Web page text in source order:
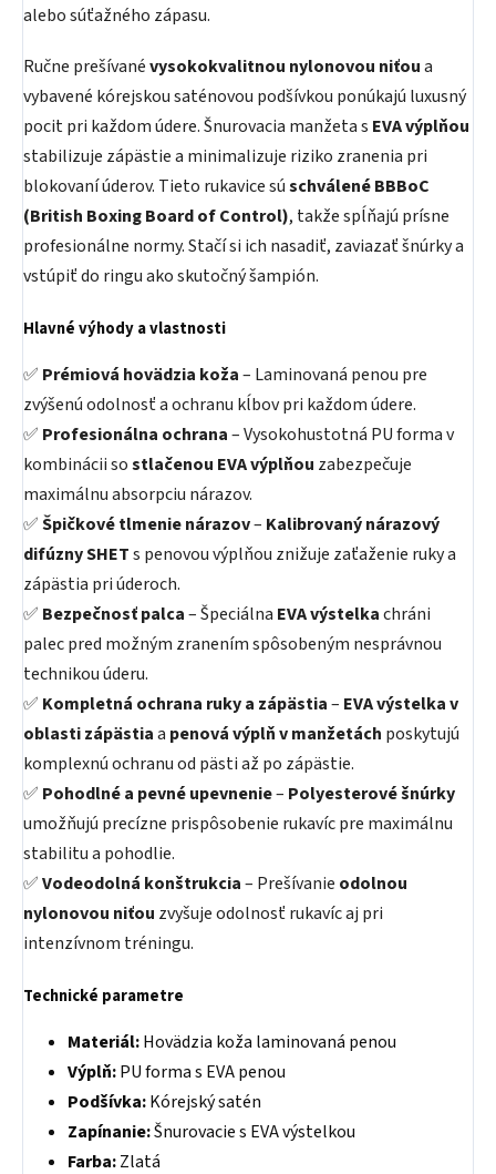
alebo súťažného zápasu.
Ručne prešívanévysokokvalitnou nylonovou niťoua
vybavené kórejskou saténovou podšívkou ponúkajú luxusný
pocit pri každom údere. Šnurovacia manžeta s EVA výplňou
stabilizuje zápästie a minimalizuje riziko zranenia pri
blokovaní úderov. Tieto rukavice súschválené BBBoC
(British Boxing Board of Control), takže spĺňajú prísne
profesionálne normy. Stačí si ich nasadiť, zaviazať šnúrky a
vstúpiť do ringu ako skutočný šampión.
Hlavné výhody a vlastnosti
✅ Prémiová hovädzia koža– Laminovaná penou pre
zvýšenú odolnosť a ochranu kĺbov pri každom údere.
✅ Profesionálna ochrana– Vysokohustotná PU forma v
kombinácii sostlačenou EVA výplňou zabezpečuje
maximálnu absorpciu nárazov.
✅Špičkové tlmenie nárazov– Kalibrovaný nárazový
difúzny SHETs penovou výplňou znižuje zaťaženie ruky a
zápästia pri úderoch.
✅ Bezpečnosť palca– Špeciálna EVA výstelkachráni
palec pred možným zranením spôsobeným nesprávnou
technikou úderu.
✅ Kompletná ochrana ruky a zápästia– EVA výstelka v
oblasti zápästiaa penová výplň v manžetách poskytujú
komplexnú ochranu od pästi až po zápästie.
✅ Pohodlné a pevné upevnenie– Polyesterové šnúrky
umožňujú precízne prispôsobenie rukavíc pre maximálnu
stabilitu a pohodlie.
✅Vodeodolná konštrukcia– Prešívanie odolnou
nylonovou niťou zvyšuje odolnosť rukavíc aj pri
intenzívnom tréningu.
Technické parametre
Materiál:Hovädzia koža laminovaná penou
Výplň:PU forma s EVA penou
Podšívka:Kórejský satén
Zapínanie:Šnurovacie s EVA výstelkou
Farba:Zlatá